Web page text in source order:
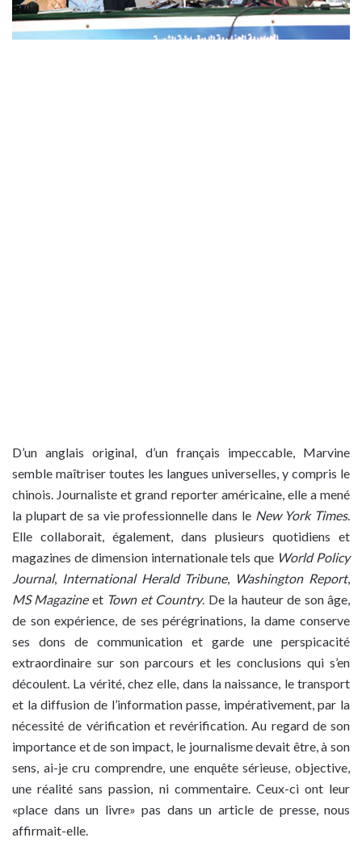
D’un anglais original, d’un français impeccable, Marvine
semble maîtriser toutes les langues universelles, y compris le
chinois. Journaliste et grand reporter américaine, elle a mené
la plupart de sa vie professionnelle dans le  New York Times.
Elle collaborait, également, dans plusieurs quotidiens et
magazines de dimension internationale tels que  World Policy
Journal, International Herald Tribune, Washington Report,
MS Magazineet Town et Country. De la hauteur de son âge,
de son expérience, de ses pérégrinations, la dame conserve
ses dons de communication et garde une perspicacité
extraordinaire sur son parcours et les conclusions qui s’en
découlent. La vérité, chez elle, dans la naissance, le transport
et la diffusion de l’information passe, impérativement, par la
nécessité de vérification et revérification. Au regard de son
importance et de son impact, le journalisme devait être, à son
sens, ai-je cru comprendre, une enquête sérieuse, objective,
une réalité sans passion, ni commentaire. Ceux-ci ont leur
«place dans un livre» pas dans un article de presse, nous
affirmait-elle.